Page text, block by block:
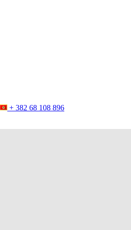
+ 382 68 108 896